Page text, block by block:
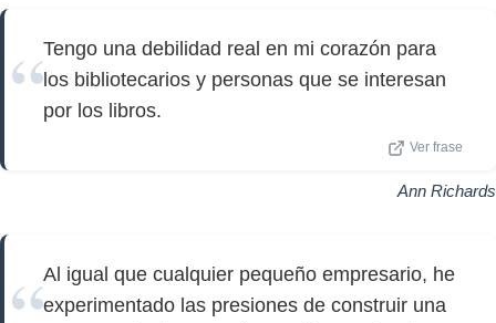
Tengo una debilidad real en mi corazón para
los bibliotecarios y personas que se interesan
por los libros.
Ver frase
Ann Richards
Al igual que cualquier pequeño empresario, he
experimentado las presiones de construir una